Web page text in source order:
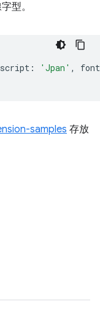
型。
script : 'Jpan' ,
samples 存放